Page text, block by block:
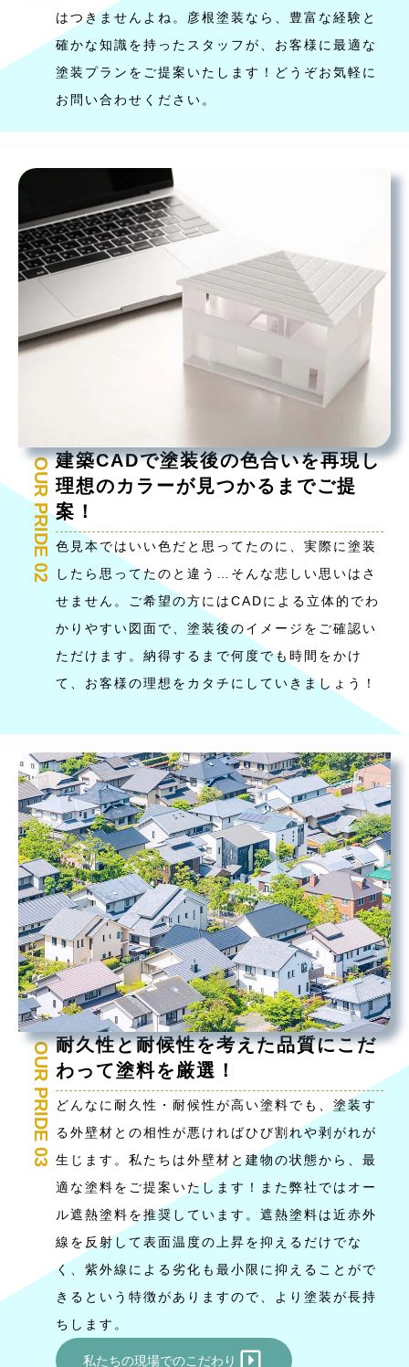
はつきませんよね。彦根塗装なら、豊富な経験と
確かな知識を持ったスタッフが、お客様に最適な
塗装プランをご提案いたします！どうぞお気軽に
お問い合わせください。
OUR PRIDE 02 建築CADで塗装後の色合いを再現し
理想のカラーが見つかるまでご提
案！
色見本ではいい色だと思ってたのに、実際に塗装
したら思ってたのと違う…そんな悲しい思いはさ
せません。ご希望の方にはCADによる立体的でわ
かりやすい図面で、塗装後のイメージをご確認い
ただけます。納得するまで何度でも時間をかけ
て、お客様の理想をカタチにしていきましょう！
OUR PRIDE 03 耐久性と耐候性を考えた品質にこだ
わって塗料を厳選！
どんなに耐久性・耐候性が高い塗料でも、塗装す
る外壁材との相性が悪ければひび割れや剥がれが
生じます。私たちは外壁材と建物の状態から、最
適な塗料をご提案いたします！また弊社ではオー
ル遮熱塗料を推奨しています。遮熱塗料は近赤外
線を反射して表面温度の上昇を抑えるだけでな
く、紫外線による劣化も最小限に抑えることがで
きるという特徴がありますので、より塗装が長持
ちします。
私たちの現場でのこだわり